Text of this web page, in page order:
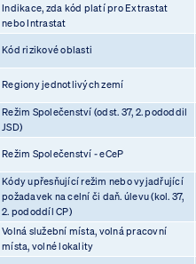
Indikace, zda kód platí pro Extrastat
nebo Intrastat
Kód rizikové oblasti
Regiony jednotlivých zemí
Režim Společenství (odst. 37, 2. pododdil
JSD)
Režim Společenství - eCeP
Kódy upřesňující režim nebo vyjadřující
požadavek na celní či daň. úlevu (kol. 37,
2. pododdíl CP)
Volná služební místa, volná pracovní
místa, volné lokality